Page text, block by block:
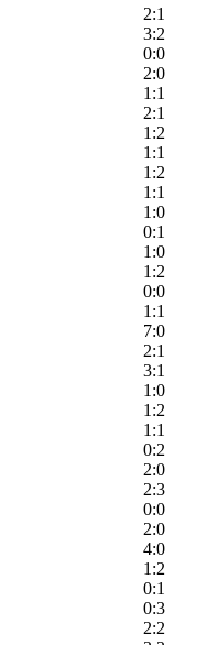
2:1
3:2
0:0
2:0
1:1
2:1
1:2
1:1
1:2
1:1
1:0
0:1
1:0
1:2
0:0
1:1
7:0
2:1
3:1
1:0
1:2
1:1
0:2
2:0
2:3
0:0
2:0
4:0
1:2
0:1
0:3
2:2